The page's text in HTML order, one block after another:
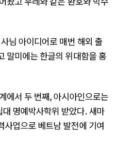
님 아이디어로 매번 해외 출
말미에는 한글의 위대함을 홍
에서 두 번째, 아시아인으로는
명예박사학위 받았다. 새마
사업으로 베트남 발전에 기여